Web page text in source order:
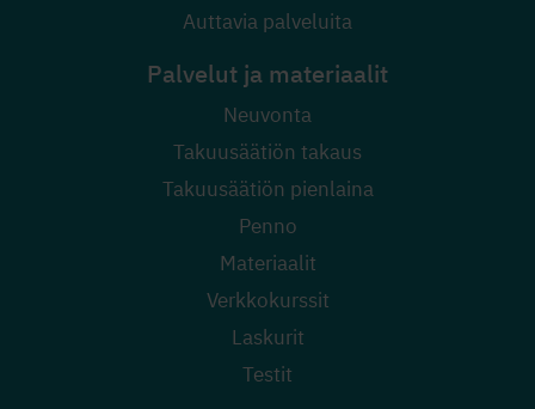
Auttavia palveluita
Palvelut ja materiaalit
Neuvonta
Takuusäätiön takaus
Takuusäätiön pienlaina
Penno
Materiaalit
Verkkokurssit
Laskurit
Testit